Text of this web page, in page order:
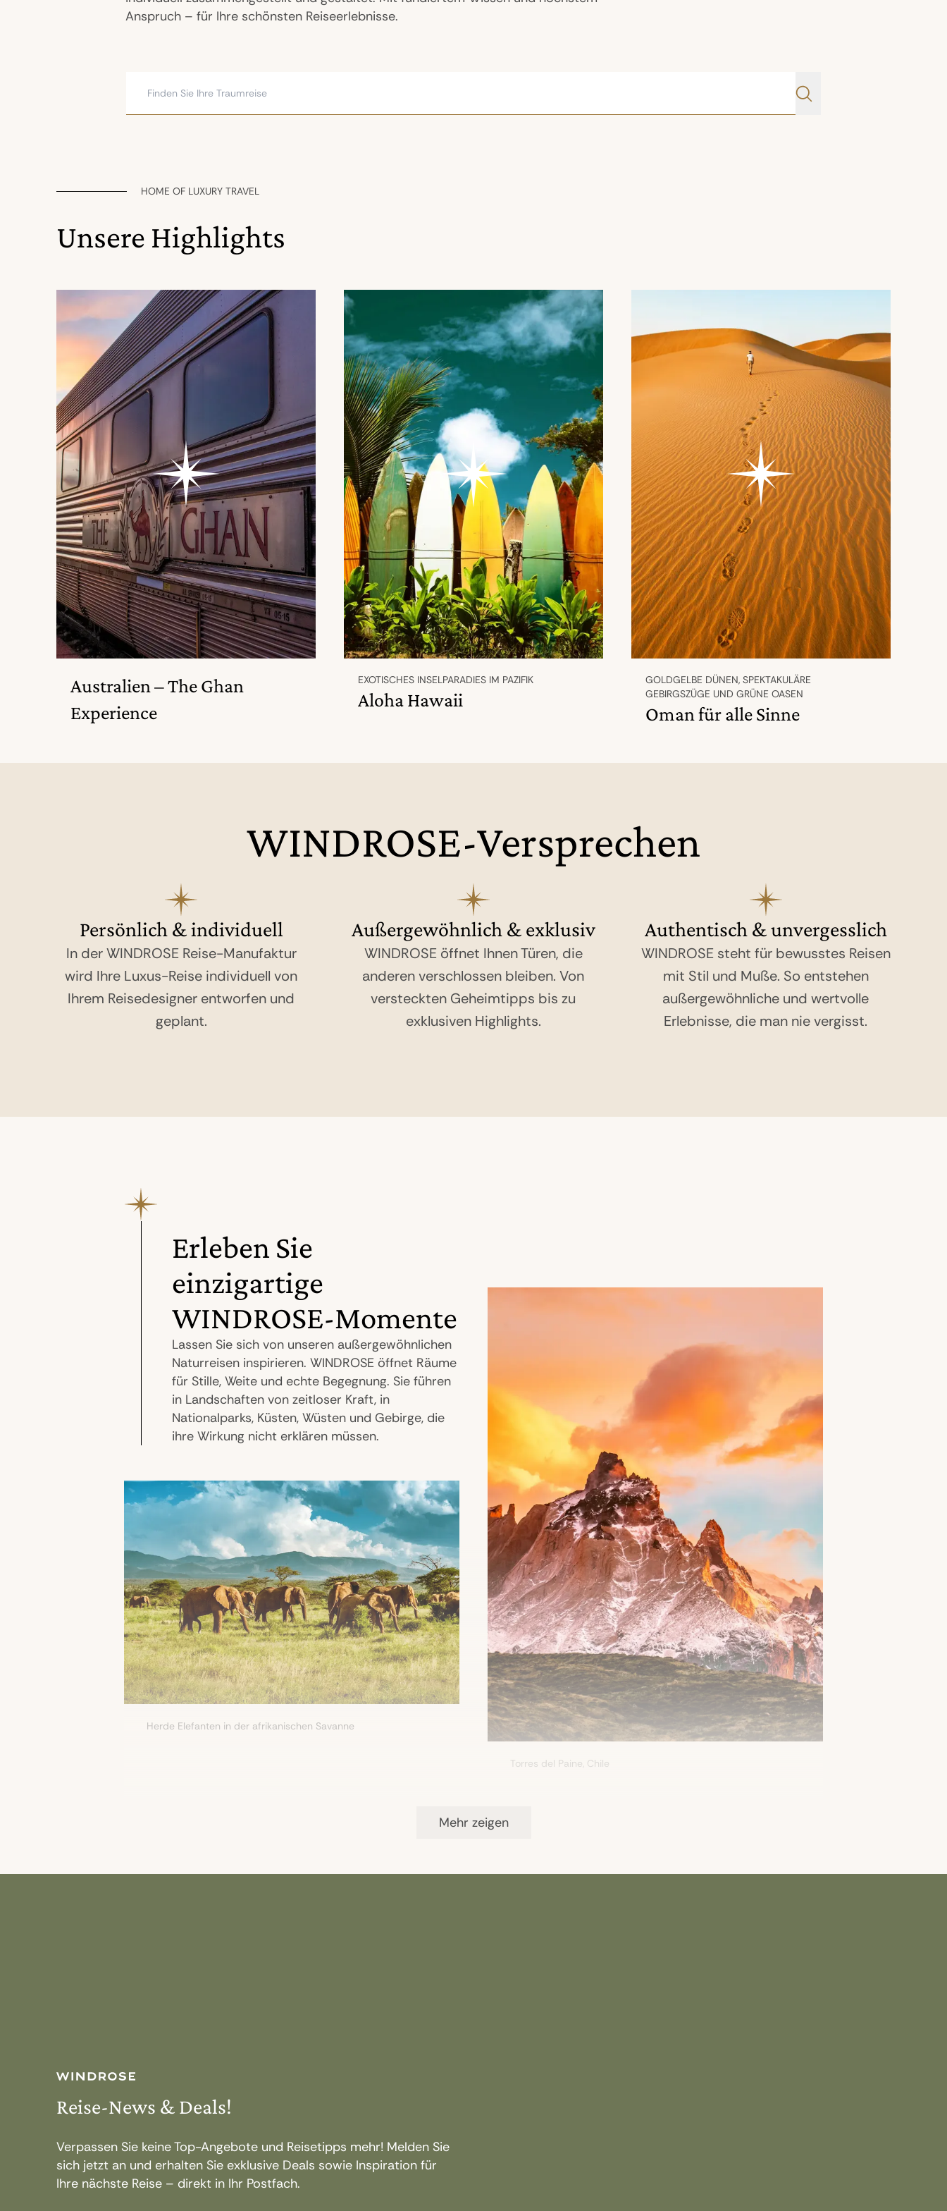
Anspruch – für Ihre schönsten Reiseerlebnisse.
HOME OF LUXURY TRAVEL
Unsere Highlights
Australien – The Ghan
Experience
EXOTISCHES INSELPARADIES IM PAZIFIK
Aloha Hawaii
GOLDGELBE DÜNEN, SPEKTAKULÄRE
GEBIRGSZÜGE UND GRÜNE OASEN
Oman für alle Sinne
WINDROSE-Versprechen
Persönlich & individuell
In der WINDROSE Reise-Manufaktur
wird Ihre Luxus-Reise individuell von
Ihrem Reisedesigner entworfen und
geplant.
Außergewöhnlich & exklusiv
WINDROSE öffnet Ihnen Türen, die
anderen verschlossen bleiben. Von
versteckten Geheimtipps bis zu
exklusiven Highlights.
Authentisch & unvergesslich
WINDROSE steht für bewusstes Reisen
mit Stil und Muße. So entstehen
außergewöhnliche und wertvolle
Erlebnisse, die man nie vergisst.
Erleben Sie
einzigartige
WINDROSE-Momente
Lassen Sie sich von unseren außergewöhnlichen
Naturreisen inspirieren. WINDROSE öffnet Räume
für Stille, Weite und echte Begegnung. Sie führen
in Landschaften von zeitloser Kraft, in
Nationalparks, Küsten, Wüsten und Gebirge, die
ihre Wirkung nicht erklären müssen.
Herde Elefanten in der afrikanischen Savanne
Torres del Paine, Chile
Mehr zeigen
Reise-News & Deals!
Verpassen Sie keine Top-Angebote und Reisetipps mehr! Melden Sie
sich jetzt an und erhalten Sie exklusive Deals sowie Inspiration für
Ihre nächste Reise – direkt in Ihr Postfach.